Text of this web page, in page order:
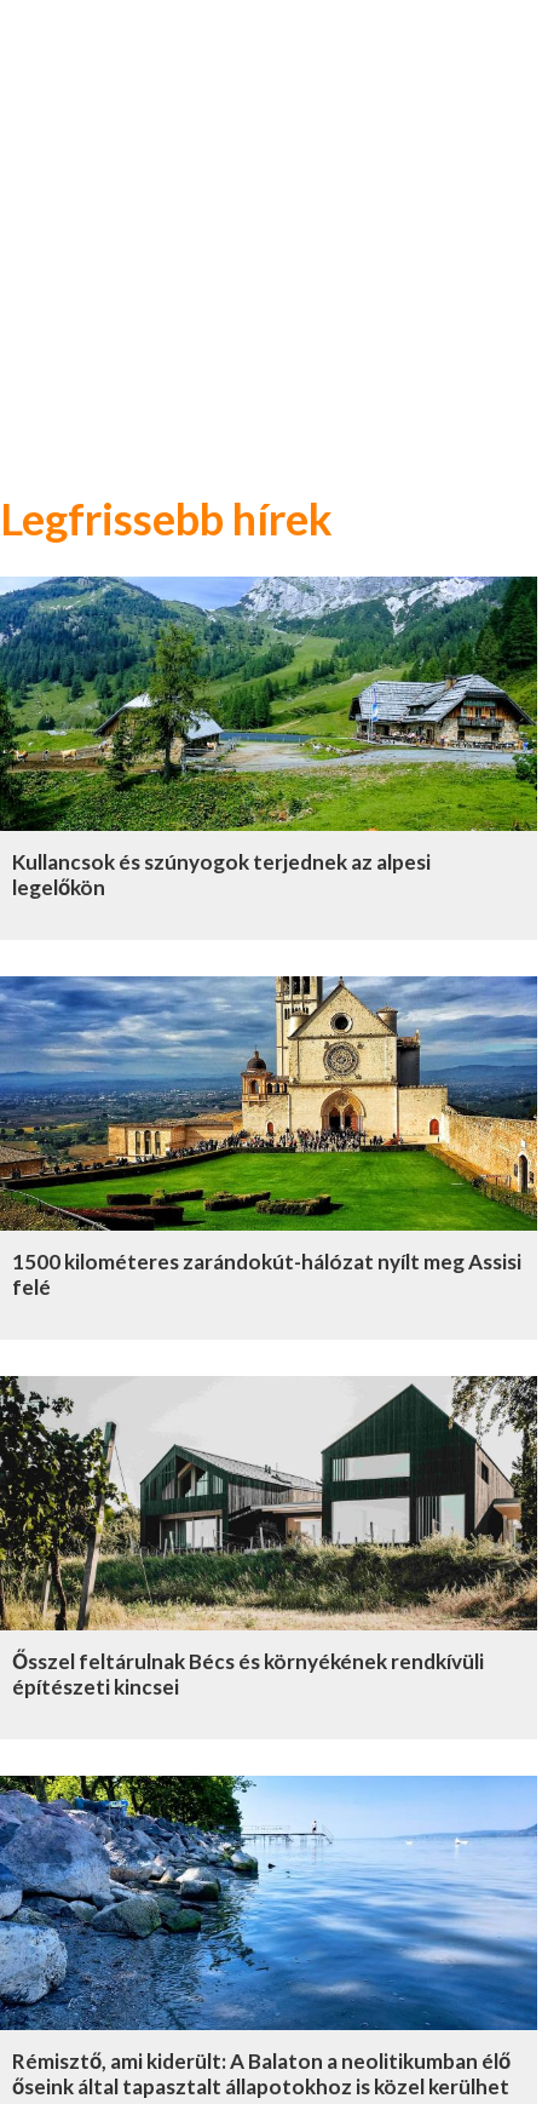
Legfrissebb hírek
Kullancsok és szúnyogok terjednek az alpesi
legelőkön
1500 kilométeres zarándokút-hálózat nyílt meg Assisi
felé
Ősszel feltárulnak Bécs és környékének rendkívüli
építészeti kincsei
Rémisztő, ami kiderült: A Balaton a neolitikumban élő
őseink által tapasztalt állapotokhoz is közel kerülhet